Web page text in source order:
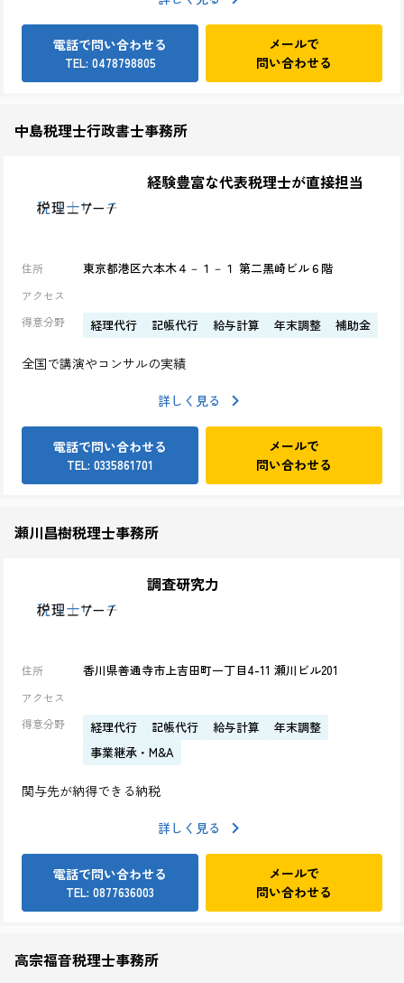
電話で問い合わせる
TEL: 0478798805
メールで
問い合わせる
中島税理士行政書士事務所
経験豊富な代表税理士が直接担当
住所 東京都港区六本木４－１－１ 第二黒崎ビル６階
アクセス
得意分野
経理代行 記帳代行 給与計算 年末調整 補助金
全国で講演やコンサルの実績
詳しく見る
電話で問い合わせる
TEL: 0335861701
メールで
問い合わせる
瀬川昌樹税理士事務所
調査研究力
住所 香川県善通寺市上吉田町一丁目4-11 瀬川ビル201
アクセス
得意分野
経理代行 記帳代行 給与計算
年末調整
事業継承・M&A
関与先が納得できる納税
詳しく見る
電話で問い合わせる
TEL: 0877636003
メールで
問い合わせる
高宗福音税理士事務所